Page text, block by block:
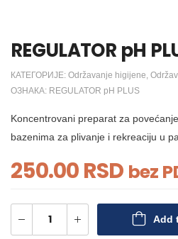
REGULATOR pH
КАТЕГОРИЈЕ: Održavanje higijene
ОЗНАКА: REGULATOR pH PLUS
Koncentrovani preparat za
bazenima za plivanje i rekreaciju u
250.00RSD bez
Add